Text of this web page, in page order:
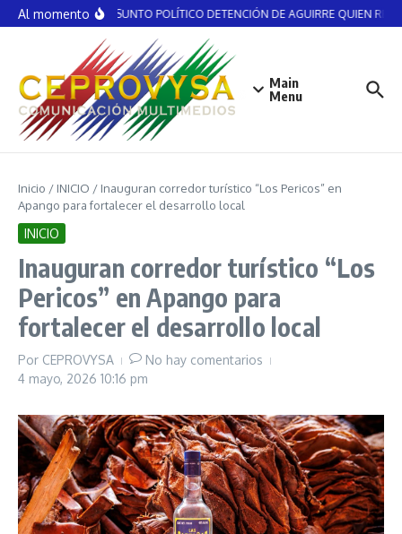
Saltar al contenido
Al momentoNO ES ASUNTO POLÍTICO DETENCIÓN DE AGUIRRE QUIEN
Main
Menu
Inicio / INICIO / Inauguran corredor turístico “Los Pericos” en
Apango para fortalecer el desarrollo local
INICIO
Inauguran corredor turístico “Los
Pericos” en Apango para
fortalecer el desarrollo local
Por CEPROVYSA
No hay comentarios
4 mayo, 2026 10:16 pm